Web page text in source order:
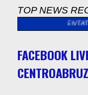
TOP NEWS
PER LA
FACEBOOK